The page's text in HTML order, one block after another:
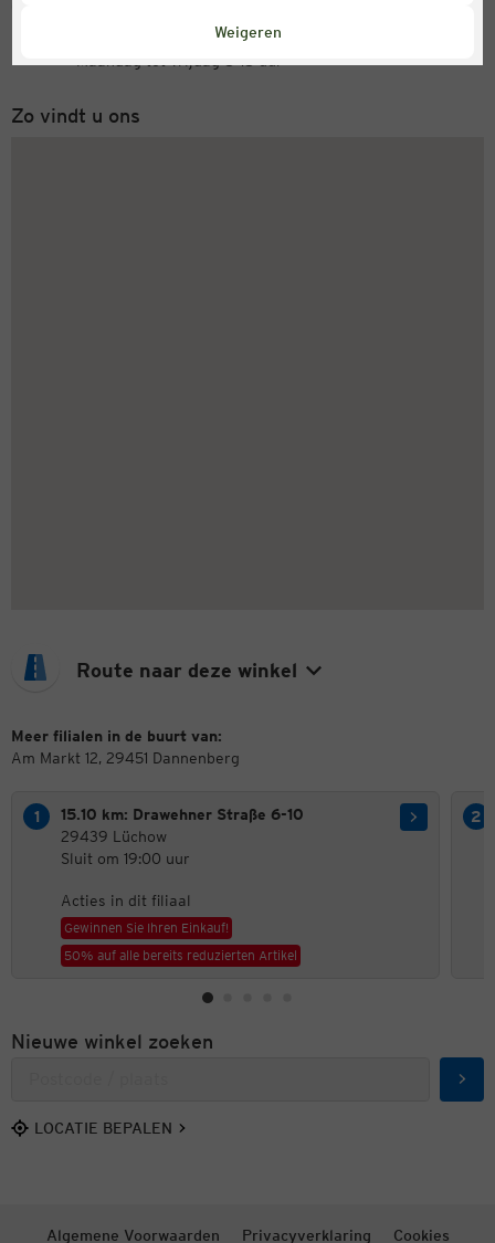
Weigeren
+31 (0) 543 20 50 15
Zo vindt u ons
Route naar deze winkel
Meer filialen in de buurt van:
Am Markt 12, 29451 Dannenberg
15.10 km: Drawehner Straße 6-10
29439 Lüchow
Sluit om 19:00 uur
Acties in dit filiaal
Gewinnen Sie Ihren Einkauf!
50% auf alle bereits reduzierten Artikel
Nieuwe winkel zoeken
LOCATIE BEPALEN
Algemene Voorwaarden Privacyverklaring Cookies